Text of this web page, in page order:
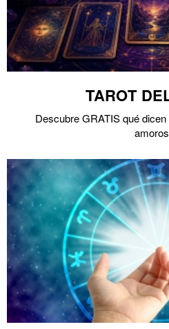
TAROT
Descubre GRATIS qué